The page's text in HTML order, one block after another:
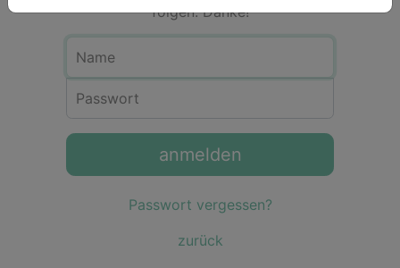
folgen. Danke!
anmelden
Passwort vergessen?
zurück